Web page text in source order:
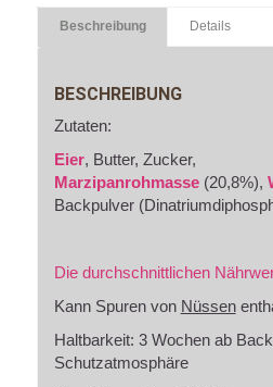
Beschreibung Details
BESCHREIBUNG
Zutaten:
Eier, Butter, Zucker,
Marzipanrohmasse(20,8%),
Backpulver
Die durchschnittlichen
Kann Spuren von Nüssen
Haltbarkeit: 3 Wochen ab
Schutzatmosphäre